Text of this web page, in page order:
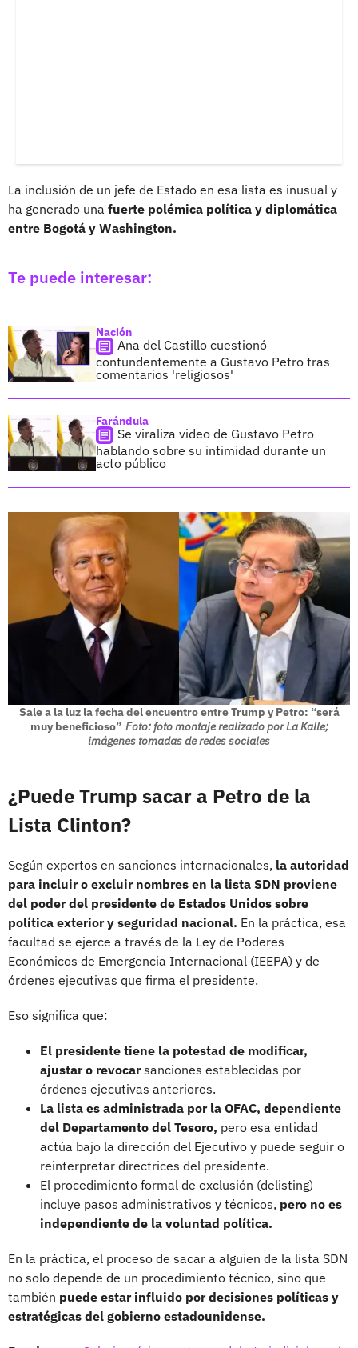
La inclusión de un jefe de Estado en esa lista es inusual y
ha generado una fuerte polémica política y diplomática
entre Bogotá y Washington.
Te puede interesar:
Nación
Ana del Castillo cuestionó
contundentemente a Gustavo Petro tras
comentarios 'religiosos'
Farándula
Se viraliza video de Gustavo Petro
hablando sobre su intimidad durante un
acto público
Sale a la luz la fecha del encuentro entre Trump y Petro: “será
muy beneficioso” Foto: foto montaje realizado por La Kalle;
imágenes tomadas de redes sociales
¿Puede Trump sacar a Petro de la
Lista Clinton?
Según expertos en sanciones internacionales, la autoridad
para incluir o excluir nombres en la lista SDN proviene
del poder del presidente de Estados Unidos sobre
política exterior y seguridad nacional. En la práctica, esa
facultad se ejerce a través de la Ley de Poderes
Económicos de Emergencia Internacional (IEEPA) y de
órdenes ejecutivas que firma el presidente.
Eso significa que:
El presidente tiene la potestad de modificar,
ajustar o revocarsanciones establecidas por
órdenes ejecutivas anteriores.
La lista es administrada por la OFAC, dependiente
del Departamento del Tesoro, pero esa entidad
actúa bajo la dirección del Ejecutivo y puede seguir o
reinterpretar directrices del presidente.
El procedimiento formal de exclusión (delisting)
incluye pasos administrativos y técnicos, pero no es
independiente de la voluntad política.
En la práctica, el proceso de sacar a alguien de la lista SDN
no solo depende de un procedimiento técnico, sino que
también puede estar influido por decisiones políticas y
estratégicas del gobierno estadounidense.